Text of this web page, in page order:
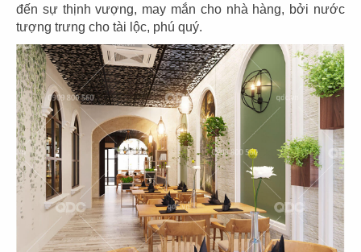
đến sự thịnh vượng, may mắn cho nhà hàng, bởi nước
tượng trưng cho tài lộc, phú quý.
THIẾT KẾ NHÀ HÀNG ÂU FESTINA
LENTE